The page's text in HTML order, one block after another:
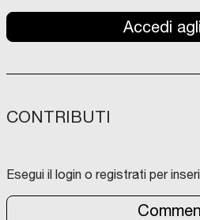
Accedi
CONTRIBUTI
Esegui il login o registrati per